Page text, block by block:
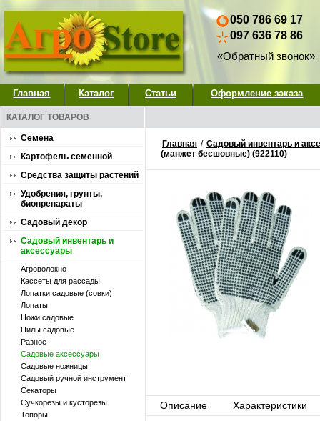
050 786 69 17
097 636 78 86
«Обратный звонок»
Главная Каталог Статьи Оформление заказа
КАТАЛОГ ТОВАРОВ
Семена
Картофель семенной
Средства защиты растений
Удобрения, грунты,
биопрепараты
Садовый декор
Садовый инвентарь и
аксессуары
Агроволокно
Кассеты для рассады
Лопатки садовые (совки)
Лопаты
Ножи садовые
Пилы садовые
Разное
Садовые аксессуары
Садовые ножницы
Садовый ручной инструмент
Секаторы
Сучкорезы и кусторезы
Топоры
Главная / Садовый инвентарь и
(манжет бесшовные) (922110)
Описание Характеристики